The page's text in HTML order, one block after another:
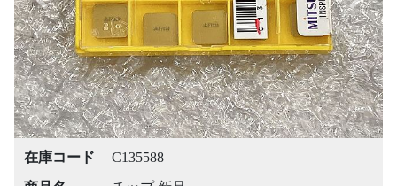
Previous Next
在庫コード
C135588